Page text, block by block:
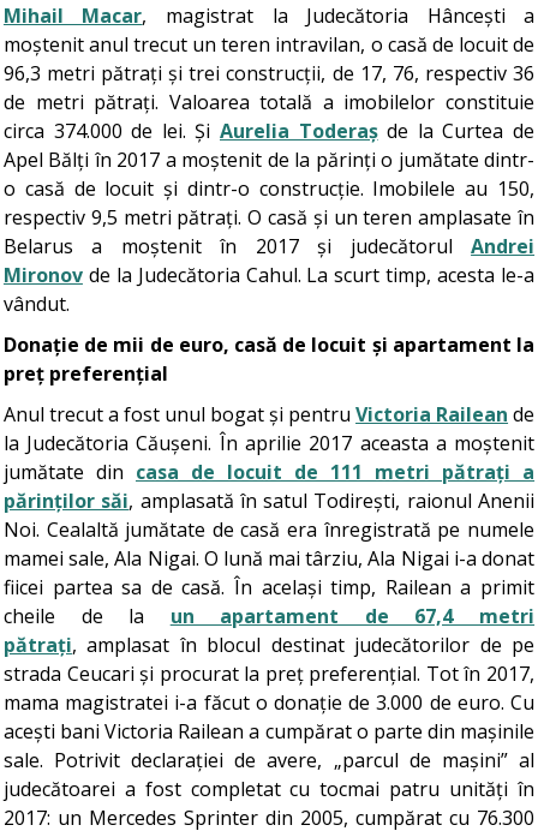
Mihail Macar, magistrat la Judecătoria Hâncești a
moștenit anul trecut un teren intravilan, o casă de locuit de
96,3 metri pătrați și trei construcții, de 17, 76, respectiv 36
de metri pătrați. Valoarea totală a imobilelor constituie
circa 374.000 de lei. Și Aurelia Toderașde la Curtea de
Apel Bălți în 2017 a moștenit de la părinți o jumătate dintr-
o casă de locuit și dintr-o construcție. Imobilele au 150,
respectiv 9,5 metri pătrați. O casă și un teren amplasate în
Belarus a moștenit în 2017 și judecătorulAndrei
Mironov de la Judecătoria Cahul. La scurt timp, acesta le-a
vândut.
Donație de mii de euro, casă de locuit și apartament la
preț preferențial
Anul trecut a fost unul bogat și pentruVictoria Railean de
la Judecătoria Căușeni. În aprilie 2017 aceasta a moștenit
jumătate din casa de locuit de 111 metri pătrați a
părinților săi, amplasată în satul Todirești, raionul Anenii
Noi. Cealaltă jumătate de casă era înregistrată pe numele
mamei sale, Ala Nigai. O lună mai târziu, Ala Nigai i-a donat
fiicei partea sa de casă. În același timp, Railean a primit
cheile de la un apartament de 67,4 metri
pătrați, amplasat în blocul destinat judecătorilor de pe
strada Ceucari și procurat la preț preferențial. Tot în 2017,
mama magistratei i-a făcut o donație de 3.000 de euro. Cu
acești bani Victoria Railean a cumpărat o parte din mașinile
sale. Potrivit declarației de avere, „parcul de mașini” al
judecătoarei a fost completat cu tocmai patru unități în
2017: un Mercedes Sprinter din 2005, cumpărat cu 76.300